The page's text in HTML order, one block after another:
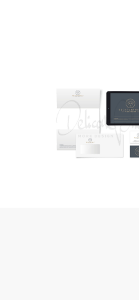
Corporate-
Designpaket